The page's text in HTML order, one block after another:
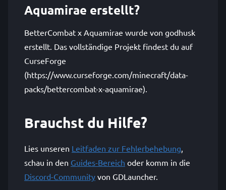
Aquamirae erstellt?
BetterCombat x Aquamirae wurde von godhusk
erstellt. Das vollständige Projekt findest du auf
CurseForge
(https://www.curseforge.com/minecraft/data-
packs/bettercombat-x-aquamirae).
Brauchst du Hilfe?
Lies unseren Leitfaden zur Fehlerbehebung,
schau in den Guides-Bereich oder komm in die
Discord-Community von GDLauncher.